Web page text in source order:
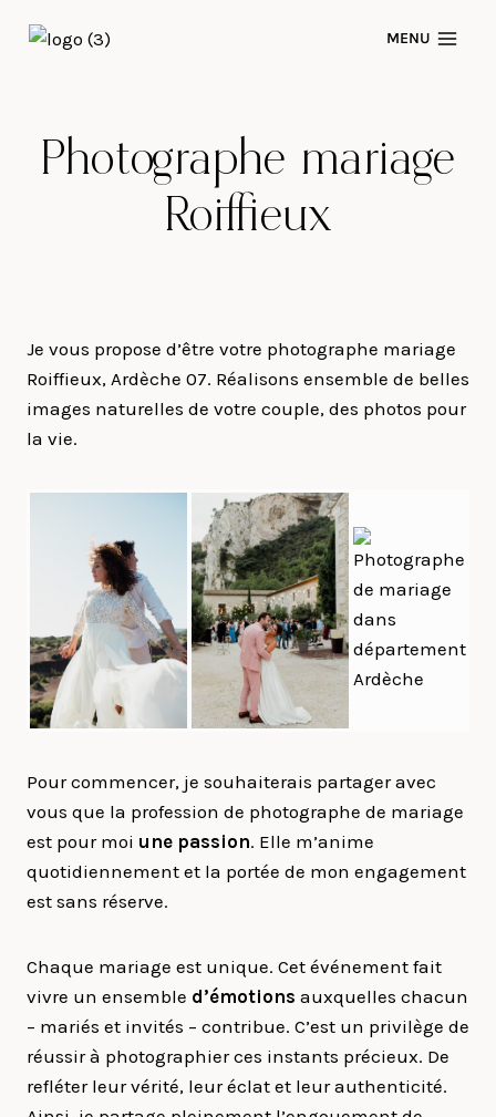
MENU
Photographe mariage
Roiffieux
Je vous propose d’être votre photographe mariage
Roiffieux, Ardèche 07. Réalisons ensemble de belles
images naturelles de votre couple, des photos pour
la vie.
Pour commencer, je souhaiterais partager avec
vous que la profession de photographe de mariage
est pour moi une passion. Elle m’anime
quotidiennement et la portée de mon engagement
est sans réserve.
Chaque mariage est unique. Cet événement fait
vivre un ensemble d’émotions auxquelles chacun
– mariés et invités – contribue. C’est un privilège de
réussir à photographier ces instants précieux. De
refléter leur vérité, leur éclat et leur authenticité.